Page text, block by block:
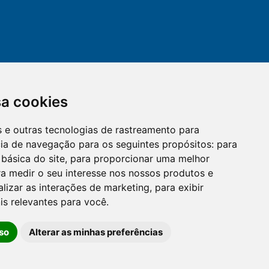
cookies
e outras tecnologias de rastreamento para
de navegação para os seguintes propósitos: para
do site, para proporcionar uma melhor
medir o seu interesse nos nossos produtos e
as interações de marketing, para exibir
relevantes para você.
Alterar as minhas preferências
mail
OUVIDORIA
cloud_lock
LGPD